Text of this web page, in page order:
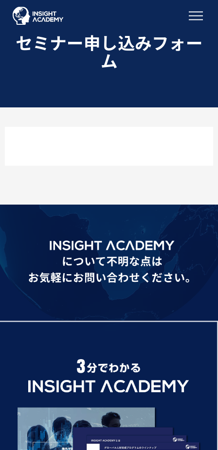
セミナー申し込みフォー
ム